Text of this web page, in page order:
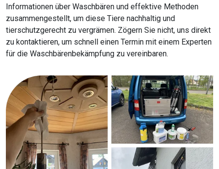
Informationen über Waschbären und effektive Methoden
zusammengestellt, um diese Tiere nachhaltig und
tierschutzgerecht zu vergrämen. Zögern Sie nicht, uns direkt
zu kontaktieren, um schnell einen Termin mit einem Experten
für die Waschbärenbekämpfung zu vereinbaren.